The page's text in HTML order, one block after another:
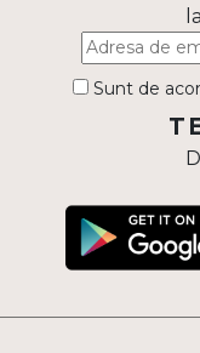
Sunt de